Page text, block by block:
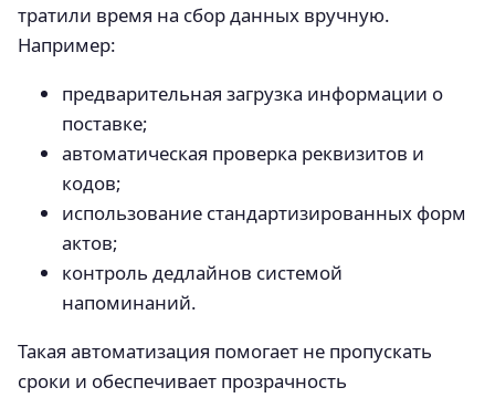
тратили время на сбор данных вручную.
Например:
предварительная загрузка информации о
поставке;
автоматическая проверка реквизитов и
кодов;
использование стандартизированных форм
актов;
контроль дедлайнов системой
напоминаний.
Такая автоматизация помогает не пропускать
сроки и обеспечивает прозрачность